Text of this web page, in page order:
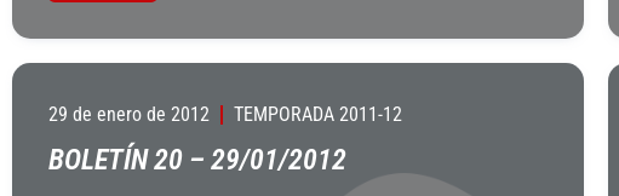
29 de enero de 2012 TEMPORADA 2011-12
BOLETÍN 20 – 29/01/2012